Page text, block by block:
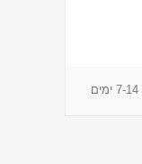
7-14 ימים